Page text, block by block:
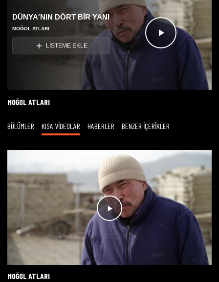
Videoyu
Oynat
DÜNYA'NIN DÖRT BİR YANI
MOĞOL ATLARI
LİSTEME EKLE
MOĞOL ATLARI
BÖLÜMLER KISA VİDEOLAR HABERLER BENZER İÇERİKLER
MOĞOL ATLARI